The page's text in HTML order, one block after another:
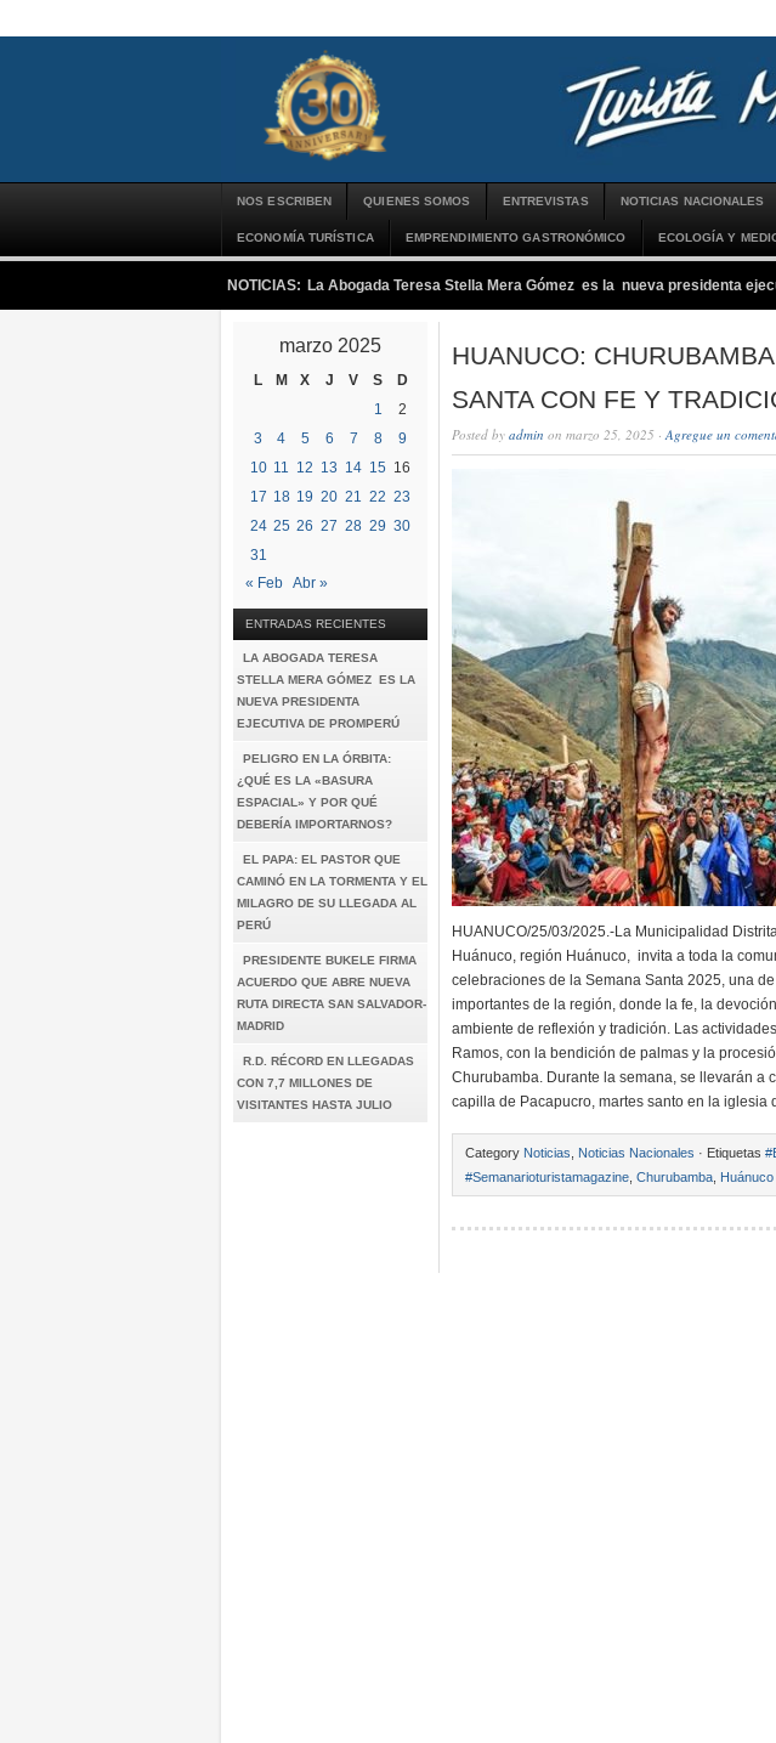
NOS ESCRIBEN QUIENES SOMOS ENTREVISTAS NOTICIAS NACIONALES
ECONOMÍA TURÍSTICA EMPRENDIMIENTO GASTRONÓMICO ECOLOGÍA Y
NOTICIAS: La Abogada Teresa Stella Mera Gómez es la nueva presidenta
marzo 2025
L M X J V S
D
1
2
3
4 5 6 7 8
9
10 11 12 13 14 15 16
17 18 19 20 21 22 23
24 25 26 27 28 29 30
31
« Feb Abr »
ENTRADAS RECIENTES
LA ABOGADA TERESA
STELLA MERA GÓMEZ ES LA
NUEVA PRESIDENTA
EJECUTIVA DE PROMPERÚ
PELIGRO EN LA ÓRBITA:
¿QUÉ ES LA «BASURA
ESPACIAL» Y POR QUÉ
DEBERÍA IMPORTARNOS?
EL PAPA: EL PASTOR QUE
CAMINÓ EN LA TORMENTA Y EL
MILAGRO DE SU LLEGADA AL
PERÚ
PRESIDENTE BUKELE FIRMA
ACUERDO QUE ABRE NUEVA
RUTA DIRECTA SAN SALVADOR-
MADRID
R.D. RÉCORD EN LLEGADAS
CON 7,7 MILLONES DE
VISITANTES HASTA JULIO
HUANUCO:
SANTA CON FE Y
Posted by admin on marzo 25, 2025 ·Agregue un
HUANUCO/25/03/2025.-La Municipalidad
Huánuco, región Huánuco, invita a toda la
celebraciones de la Semana Santa 2025, una
importantes de la región, donde la fe, la
ambiente de reflexión y tradición. Las
Ramos, con la bendición de palmas y la
Churubamba. Durante la semana, se llevarán a
capilla de Pacapucro, martes santo en la iglesia
Category Noticias Noticias Nacionales · Etiquetas
#Semanarioturistamagazine Churubamba Huánuco